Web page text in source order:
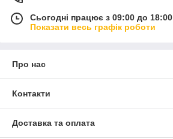
Сьогодні працює з 09:00 до 18:00
Показати весь графік роботи
Про нас
Контакти
Доставка та оплата